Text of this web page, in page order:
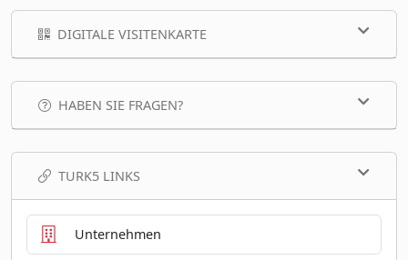
DIGITALE VISITENKARTE
HABEN SIE FRAGEN?
TURK5 LINKS
Unternehmen